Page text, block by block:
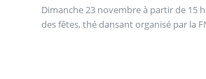
Dimanche 23 novembre à partir de 15
des fêtes, thé dansant organisé par la